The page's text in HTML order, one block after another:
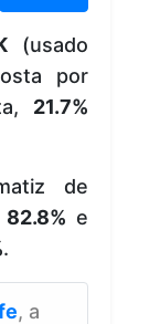
(usado
por
21.7%
de
82.8% e
.
, a